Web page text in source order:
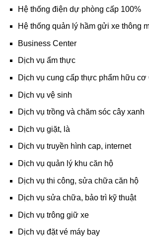
Hệ thống điện dự phòng cấp 100%
Hệ thống quản lý hầm gửi xe thông
Business Center
Dịch vụ ẩm thực
Dịch vụ cung cấp thực phẩm hữu cơ
Dịch vụ vệ sinh
Dịch vụ trồng và chăm sóc cây xanh
Dịch vụ giặt, là
Dịch vụ truyền hình cap, internet
Dịch vụ quản lý khu căn hộ
Dịch vụ thi công, sửa chữa căn hộ
Dịch vụ sửa chữa, bảo trì kỹ thuật
Dịch vụ trông giữ xe
Dịch vụ đặt vé máy bay